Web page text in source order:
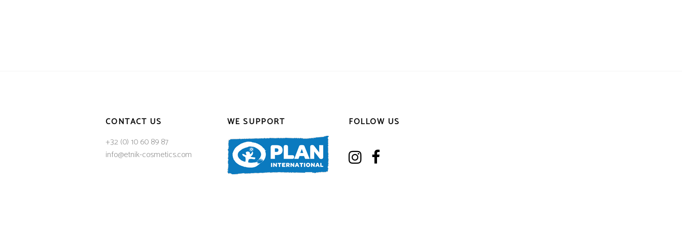
CONTACT US
+32 (0) 10 60 89 87
info@etnik-cosmetics.com
WE SUPPORT FOLLOW US